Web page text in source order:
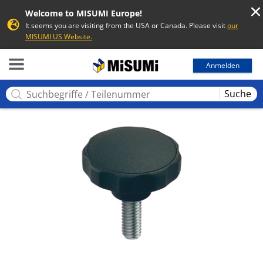
Welcome to MISUMI Europe!
It seems you are visiting from the USA or Canada. Please visitour
MISUMI US Website.
Anmelden
Suche